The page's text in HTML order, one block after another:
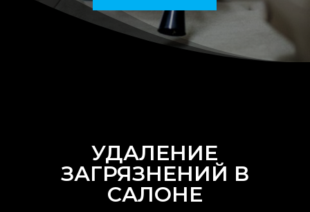
УДАЛЕНИЕ
ЗАГРЯЗНЕНИЙ В
САЛОНЕ